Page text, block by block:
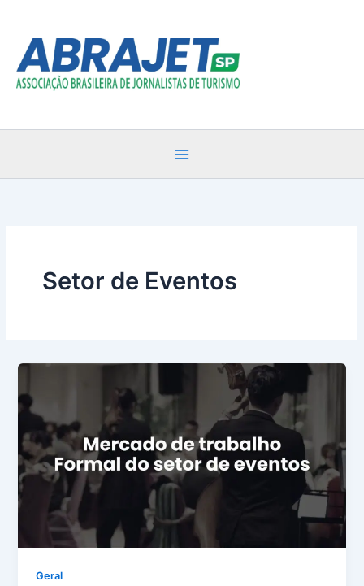
conteúdo
Setor de Eventos
Geral